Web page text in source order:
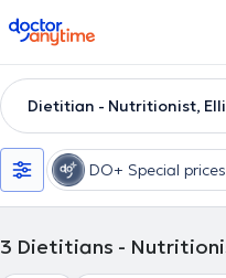
doctoranytime
Dietitian - Nutritionist,
DO+ Special prices
3 Dietitians -